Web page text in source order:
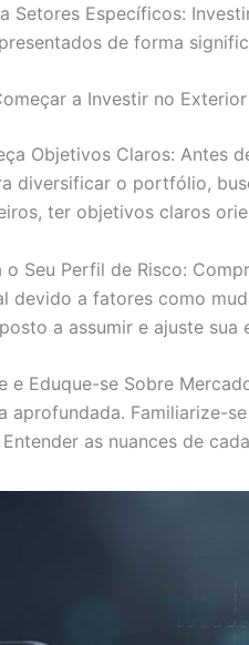
Setores Específicos:
de forma
a Investir no Exterior
Objetivos Claros: Antes
diversificar o portfólio,
ter objetivos claros
o Seu Perfil de Risco:
devido a fatores como
a assumir e ajuste sua
e Eduque-se Sobre
aprofundada. Familiarize-
as nuances de